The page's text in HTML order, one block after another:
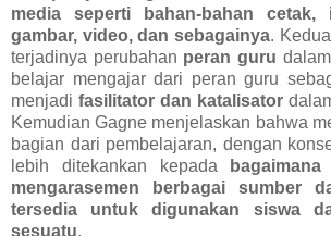
media seperti bahan-bahan cetak,
gambar, video, dan sebagainya.
terjadinya perubahan peran guru
belajar mengajar dari peran guru
menjadi fasilitator dan katalisator
Kemudian Gagne menjelaskan bahwa
bagian dari pembelajaran, dengan
lebih ditekankan kepada
mengarasemen berbagai sumber
tersedia untuk digunakan siswa
sesuatu.